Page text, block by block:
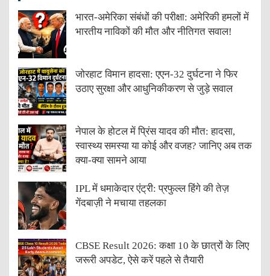
भारत-अमेरिका संबंधों की परीक्षा: अमेरिकी हमलों में
भारतीय नाविकों की मौत और नीतिगत सवाल!
जोरहाट विमान हादसा: एएन-32 दुर्घटना ने फिर
उठाए सुरक्षा और आधुनिकीकरण से जुड़े सवाल
नेपाल के होटल में प्रिंस यादव की मौत: हादसा,
स्वास्थ्य समस्या या कोई और वजह? जानिए अब तक
क्या-क्या सामने आया
IPL में धमाकेदार एंट्री: प्रफुल्ल हिंगे की तेज़
गेंदबाज़ी ने मचाया तहलका
CBSE Result 2026: कक्षा 10 के छात्रों के लिए
जरूरी अपडेट, ऐसे करें पहले से तैयारी